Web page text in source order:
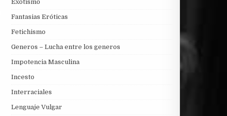
Exotismo
Fantasias Eróticas
Fetichismo
Generos – Lucha entre los generos
Impotencia Masculina
Incesto
Interraciales
Lenguaje Vulgar